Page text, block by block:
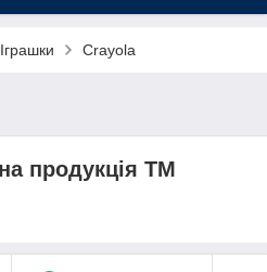
Іграшки Crayola
продукція ТМ